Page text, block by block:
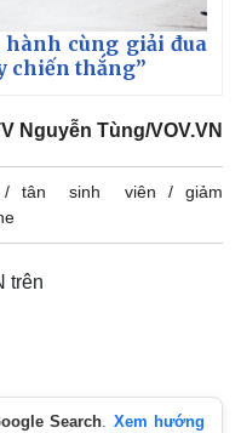
cùng giải đua
chiến thắng”
Nguyễn Tùng/VOV.VN
tân sinh viên
giảm
trên
Search. Xem hướng